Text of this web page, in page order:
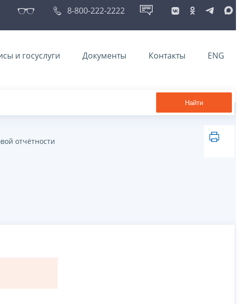
8-800-222-2222
и госуслуги Документы Контакты ENG
Найти
отчётности